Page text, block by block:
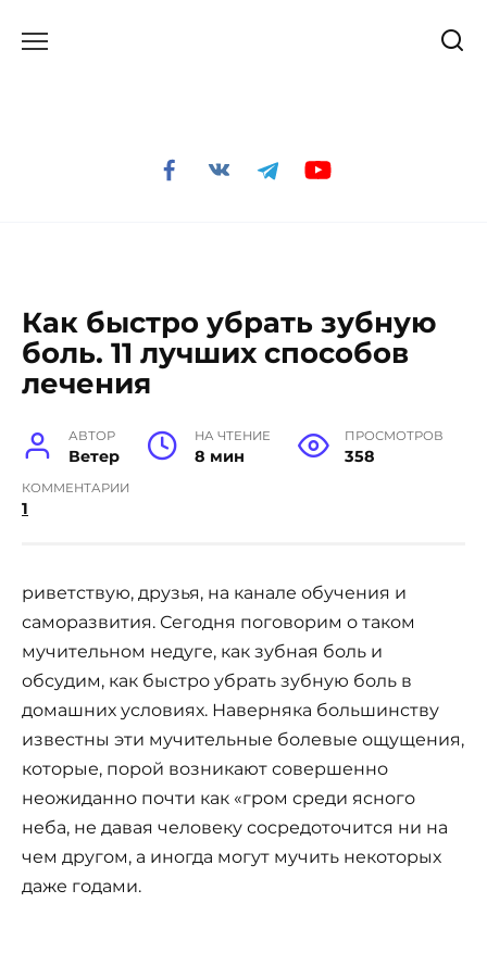
Как быстро убрать зубную
боль. 11 лучших способов
лечения
АВТОР
Ветер
НА ЧТЕНИЕ
8 мин
ПРОСМОТРОВ
358
КОММЕНТАРИИ
1
риветствую, друзья, на канале обучения и
саморазвития. Сегодня поговорим о таком
мучительном недуге, как зубная боль и
обсудим, как быстро убрать зубную боль в
домашних условиях. Наверняка большинству
известны эти мучительные болевые ощущения,
которые, порой возникают совершенно
неожиданно почти как «гром среди ясного
неба, не давая человеку сосредоточится ни на
чем другом, а иногда могут мучить некоторых
даже годами.